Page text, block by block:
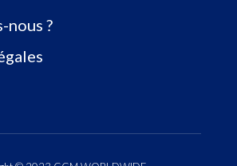
nous ?